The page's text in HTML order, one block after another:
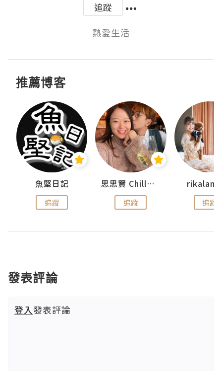
追蹤
熱愛生活
推薦博客
魚堅日記
追蹤
思思賢 ChillMyBabe
追蹤 追蹤
發表評論
登入發表評論